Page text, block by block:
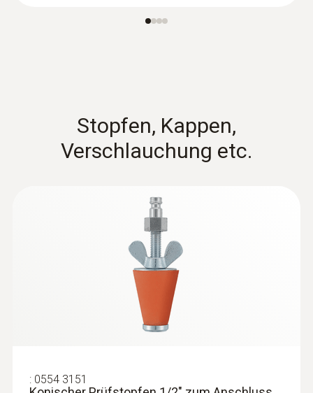
Stopfen, Kappen,
Verschlauchung etc.
: 0554 3151